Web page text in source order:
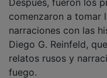
tradición oral en
escuchar una historia
señaló, reivindicando
vivir otras vidas y
colectivamente.